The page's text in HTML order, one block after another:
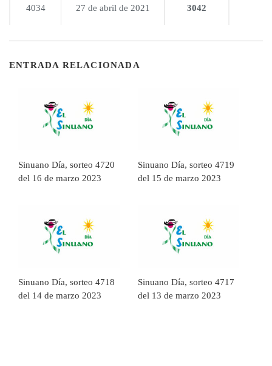
4034 27 de abril de 2021 3042
ENTRADA RELACIONADA
Sinuano Día, sorteo 4720
del 16 de marzo 2023
Sinuano Día, sorteo 4719
del 15 de marzo 2023
Sinuano Día, sorteo 4718
del 14 de marzo 2023
Sinuano Día, sorteo 4717
del 13 de marzo 2023